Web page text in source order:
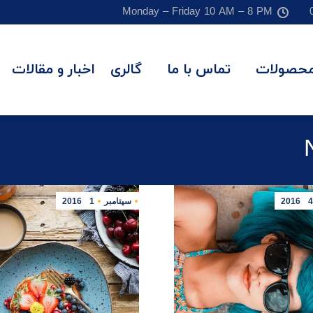
Monday – Friday 10 AM – 8 PM
تماس با ما گالری اخبار و مقالات
4
2016 سپتامبر 1
2016